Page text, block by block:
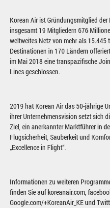
Korean Air ist Gründungsmitglied
insgesamt 19 Mitgliedern 676
weltweites Netz von mehr als
Destinationen in 170 Ländern
im Mai 2018 eine transpazifische
Lines geschlossen.
2019 hat Korean Air das 50-jährige
ihrer Unternehmensvision setzt sich
Ziel, ein anerkannter Marktführer in
Flugsicherheit, Sauberkeit und
„Excellence in Flight“.
Informationen zu weiteren
finden Sie auf koreanair.com,
Google.com/+KoreanAir_KE und